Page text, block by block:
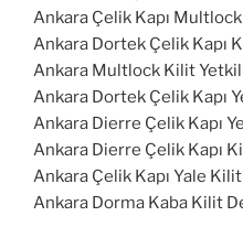
Ankara Çelik Kapı
Ankara Dortek Çelik Kapı
Ankara Multlock Kilit
Ankara Dortek Çelik Kapı
Ankara Dierre Çelik Kapı
Ankara Dierre Çelik Kapı
Ankara Çelik Kapı Yale
Ankara Dorma Kaba Kilit